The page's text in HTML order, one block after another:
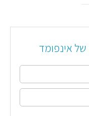
של אינפומד